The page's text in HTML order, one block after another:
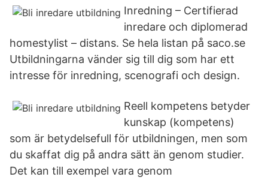
Inredning – Certifierad
inredare och diplomerad
homestylist – distans. Se hela listan på saco.se
Utbildningarna vänder sig till dig som har ett
intresse för inredning, scenografi och design.
Reell kompetens betyder
kunskap (kompetens)
som är betydelsefull för utbildningen, men som
du skaffat dig på andra sätt än genom studier.
Det kan till exempel vara genom